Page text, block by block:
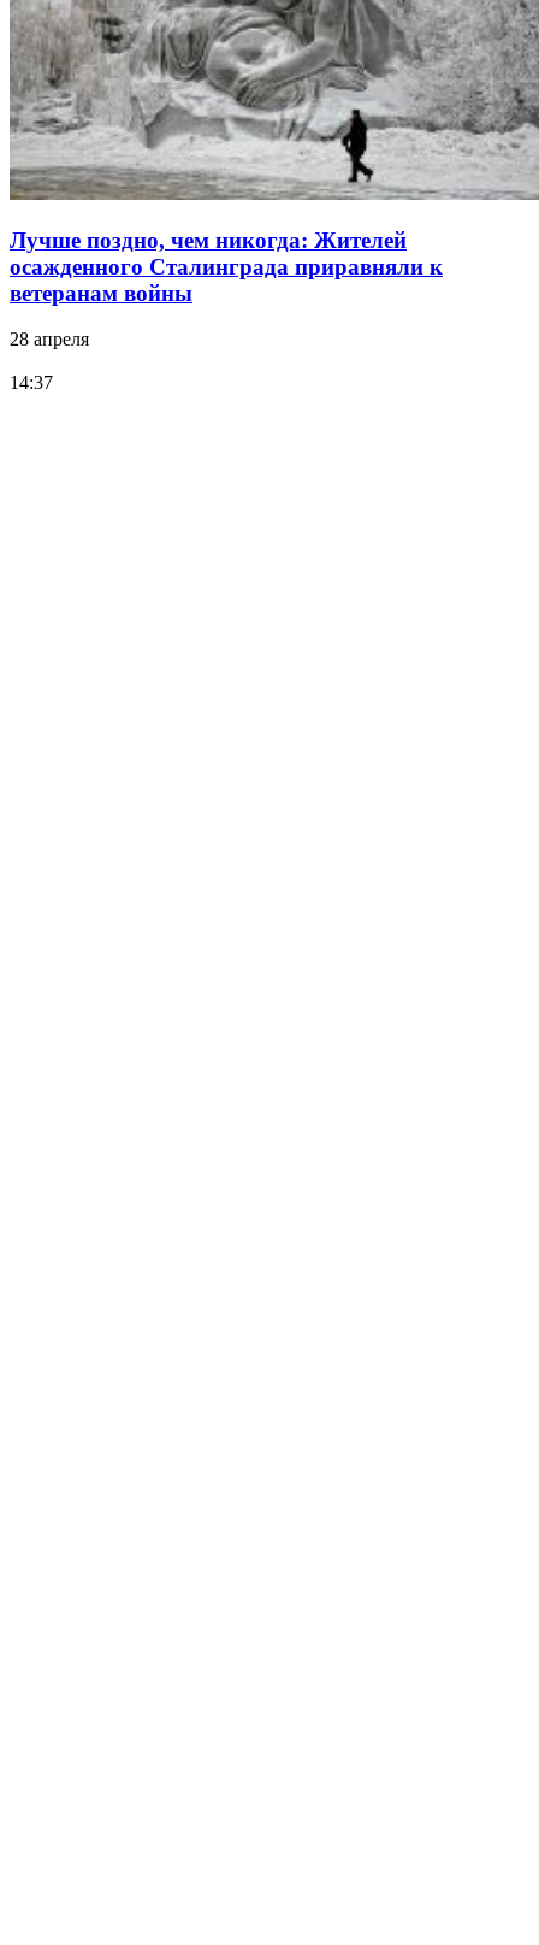
Лучше поздно, чем никогда: Жителей
осажденного Сталинграда приравняли к
ветеранам войны
28 апреля
14:37